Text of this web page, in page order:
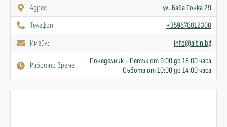
Адрес:
ул. Баба Тонка 29
Телефон:
+359878812300
Имейл:
info@altin.bg
Работно време:
Понеделник - Петък от 9:00 до 18:00 часа
Събота от 10:00 до 14:00 часа